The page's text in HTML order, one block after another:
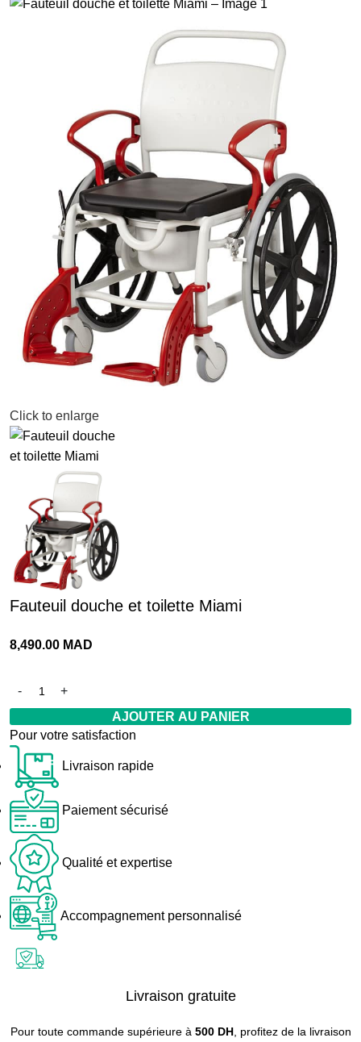
Click to enlarge
Fauteuil douche et toilette Miami
8,490.00 MAD
AJOUTER AU PANIER
Pour votre satisfaction
Livraison rapide
Paiement sécurisé
Qualité et expertise
Accompagnement personnalisé
Livraison gratuite
Pour toute commande supérieure à 500 DH, profitez de la livraison